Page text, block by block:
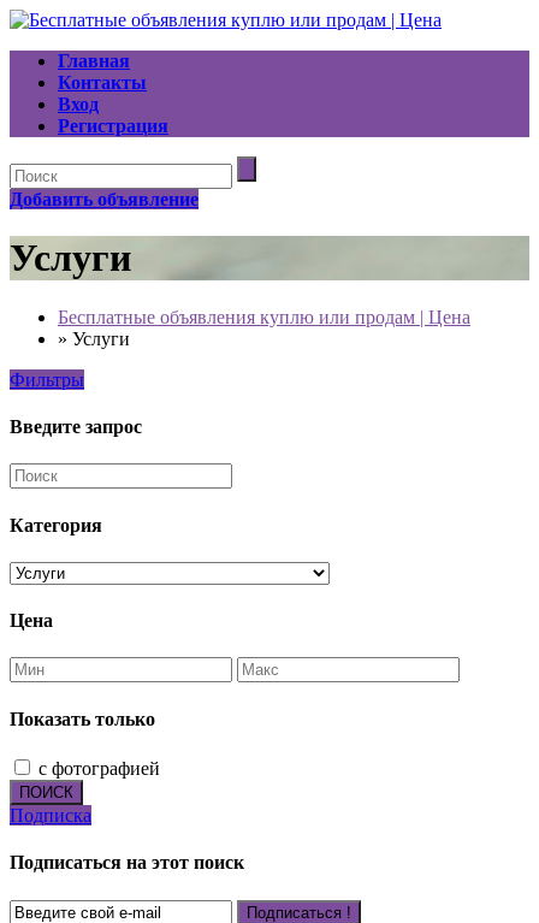
Главная
Контакты
Вход
Регистрация
Добавить объявление
Услуги
Бесплатные объявления куплю или продам | Цена
» Услуги
Фильтры
Введите запрос
Категория
Цена
Показать только
с фотографией
ПОИСК
Подписка
Подписаться на этот поиск
Подписаться !